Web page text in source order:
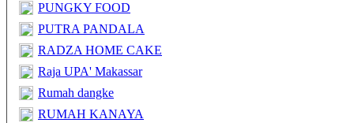
PUNGKY FOOD
PUTRA PANDALA
RADZA HOME CAKE
Raja UPA' Makassar
Rumah dangke
RUMAH KANAYA